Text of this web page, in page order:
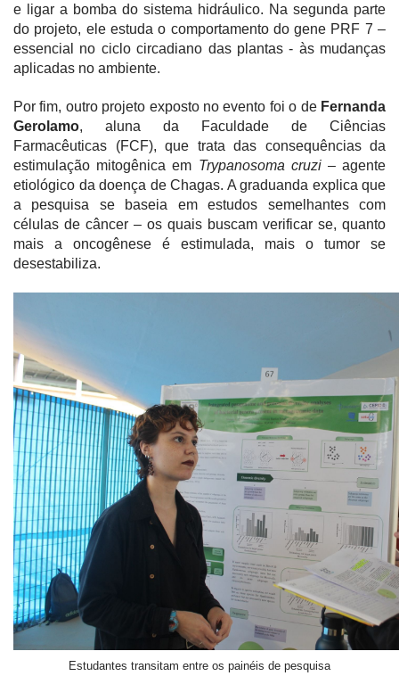
e ligar a bomba do sistema hidráulico. Na segunda parte
do projeto, ele estuda o comportamento do gene PRF 7 –
essencial no ciclo circadiano das plantas - às mudanças
aplicadas no ambiente.
Por fim, outro projeto exposto no evento foi o de Fernanda
Gerolamo, aluna da Faculdade de Ciências
Farmacêuticas (FCF), que trata das consequências da
estimulação mitogênica em Trypanosoma cruzi – agente
etiológico da doença de Chagas. A graduanda explica que
a pesquisa se baseia em estudos semelhantes com
células de câncer – os quais buscam verificar se, quanto
mais a oncogênese é estimulada, mais o tumor se
desestabiliza.
Estudantes transitam entre os painéis de pesquisa